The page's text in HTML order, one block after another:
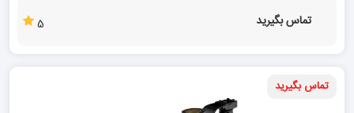
تماس بگیرید 5
تماس بگیرید